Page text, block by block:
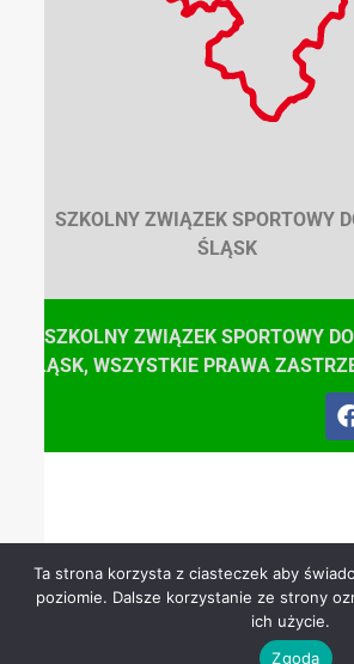
SZKOLNY ZWIĄZEK SPORTOWY
ŚLĄSK
© SZKOLNY ZWIĄZEK SPORTOWY
ŚLĄSK, WSZYSTKIE PRAWA
Ta strona korzysta z ciasteczek aby
poziomie. Dalsze korzystanie ze strony
ich użycie.
Zgoda